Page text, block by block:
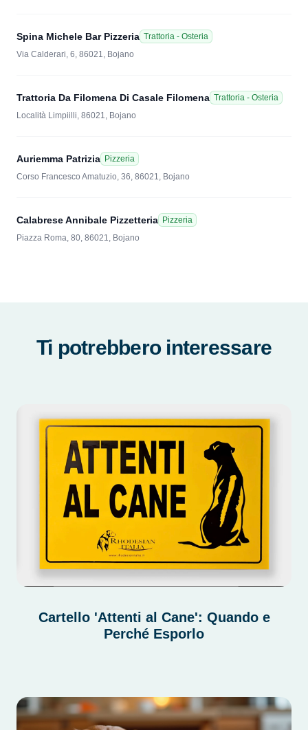
Spina Michele Bar Pizzeria Trattoria - Osteria
Via Calderari, 6, 86021, Bojano
Trattoria Da Filomena Di Casale Filomena Trattoria - Osteria
Località Limpiilli, 86021, Bojano
Auriemma Patrizia Pizzeria
Corso Francesco Amatuzio, 36, 86021, Bojano
Calabrese Annibale Pizzetteria Pizzeria
Piazza Roma, 80, 86021, Bojano
Ti potrebbero interessare
Cartello 'Attenti al Cane': Quando e
Perché Esporlo